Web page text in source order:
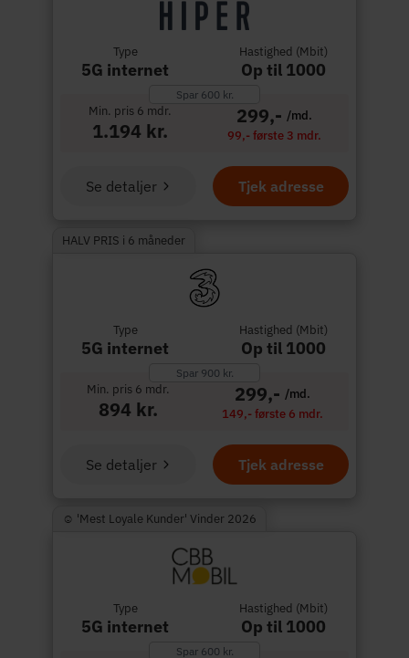
Type
5G internet
Hastighed (Mbit)
Op til 1000
Spar 600 kr.
Min. pris 6 mdr.
1.194 kr.
299,- /md.
99,- første 3 mdr.
Tjek adresse
Se detaljer
HALV PRIS i 6 måneder
Type
5G internet
Hastighed (Mbit)
Op til 1000
Spar 900 kr.
Min. pris 6 mdr.
894 kr.
299,- /md.
149,- første 6 mdr.
Tjek adresse
Se detaljer
☺︎ 'Mest Loyale Kunder' Vinder 2026
Type
5G internet
Hastighed (Mbit)
Op til 1000
Spar 600 kr.